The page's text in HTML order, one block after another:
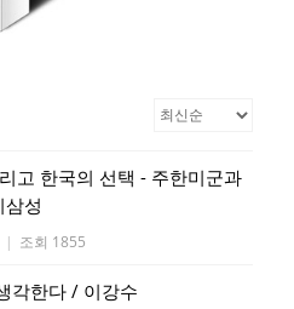
고 한국의 선택 - 주한미군과
성
| 조회 1855
각한다 / 이강수